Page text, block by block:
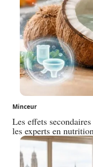
Minceur
Les effets
les experts en